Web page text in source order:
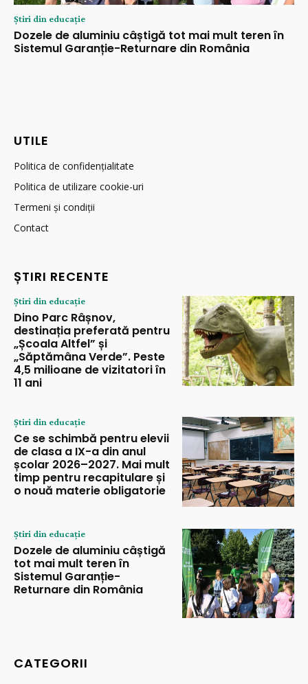
Știri din educație
Dozele de aluminiu câștigă tot mai mult teren în
Sistemul Garanție-Returnare din România
UTILE
Politica de confidențialitate
Politica de utilizare cookie-uri
Termeni și condiții
Contact
ȘTIRI RECENTE
Știri din educație
Dino Parc Râșnov,
destinația preferată pentru
„Școala Altfel” și
„Săptămâna Verde”. Peste
4,5 milioane de vizitatori în
11 ani
Știri din educație
Ce se schimbă pentru elevii
de clasa a IX-a din anul
școlar 2026–2027. Mai mult
timp pentru recapitulare și
o nouă materie obligatorie
Știri din educație
Dozele de aluminiu câștigă
tot mai mult teren în
Sistemul Garanție-
Returnare din România
CATEGORII